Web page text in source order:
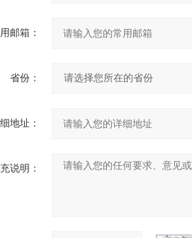
邮箱：
省份：
地址：
说明：